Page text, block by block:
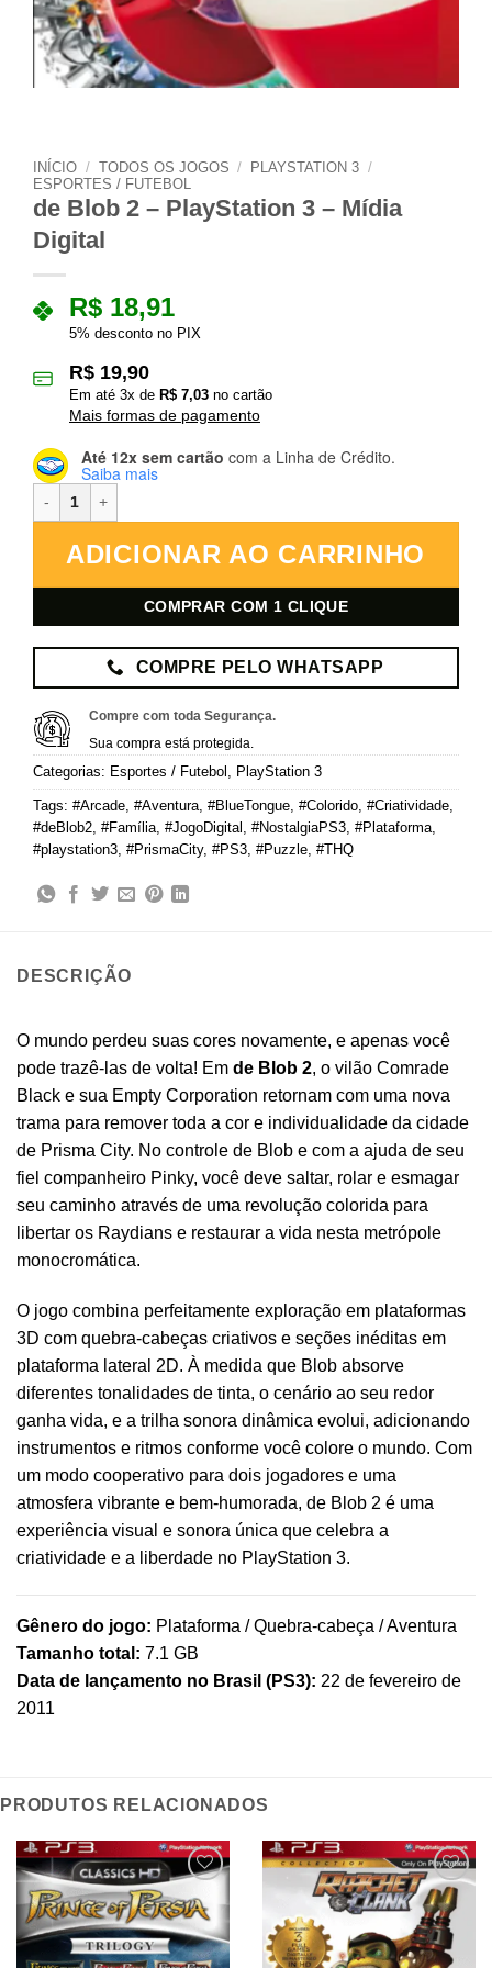
INÍCIO / TODOS OS JOGOS / PLAYSTATION 3 /
ESPORTES / FUTEBOL
de Blob 2 – PlayStation 3 – Mídia
Digital
R$ 18,91
5% desconto no PIX
R$ 19,90
Em até 3x de R$ 7,03 no cartão
Mais formas de pagamento
Até 12x sem cartão com a Linha de Crédito.
Saiba mais
ADICIONAR AO CARRINHO
COMPRAR COM 1 CLIQUE
COMPRE PELO WHATSAPP
Compre com toda Segurança.
Sua compra está protegida.
Categorias: Esportes / Futebol PlayStation 3
Tags: #Arcade #Aventura #BlueTongue #Colorido #Criatividade
#deBlob2 #Família #JogoDigital #NostalgiaPS3 #Plataforma
#playstation3 #PrismaCity, #PS3 #Puzzle #THQ
DESCRIÇÃO
O mundo perdeu suas cores novamente, e apenas você
pode trazê-las de volta! Em de Blob 2, o vilão Comrade
Black e sua Empty Corporation retornam com uma nova
trama para remover toda a cor e individualidade da cidade
de Prisma City. No controle de Blob e com a ajuda de seu
fiel companheiro Pinky, você deve saltar, rolar e esmagar
seu caminho através de uma revolução colorida para
libertar os Raydians e restaurar a vida nesta metrópole
monocromática.
O jogo combina perfeitamente exploração em plataformas
3D com quebra-cabeças criativos e seções inéditas em
plataforma lateral 2D. À medida que Blob absorve
diferentes tonalidades de tinta, o cenário ao seu redor
ganha vida, e a trilha sonora dinâmica evolui, adicionando
instrumentos e ritmos conforme você colore o mundo. Com
um modo cooperativo para dois jogadores e uma
atmosfera vibrante e bem-humorada, de Blob 2 é uma
experiência visual e sonora única que celebra a
criatividade e a liberdade no PlayStation 3.
Gênero do jogo: Plataforma / Quebra-cabeça / Aventura
Tamanho total: 7.1 GB
Data de lançamento no Brasil (PS3): 22 de fevereiro de
2011
PRODUTOS RELACIONADOS